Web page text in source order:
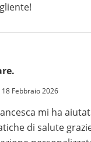
18 Febbraio 2026
mi ha
di salute